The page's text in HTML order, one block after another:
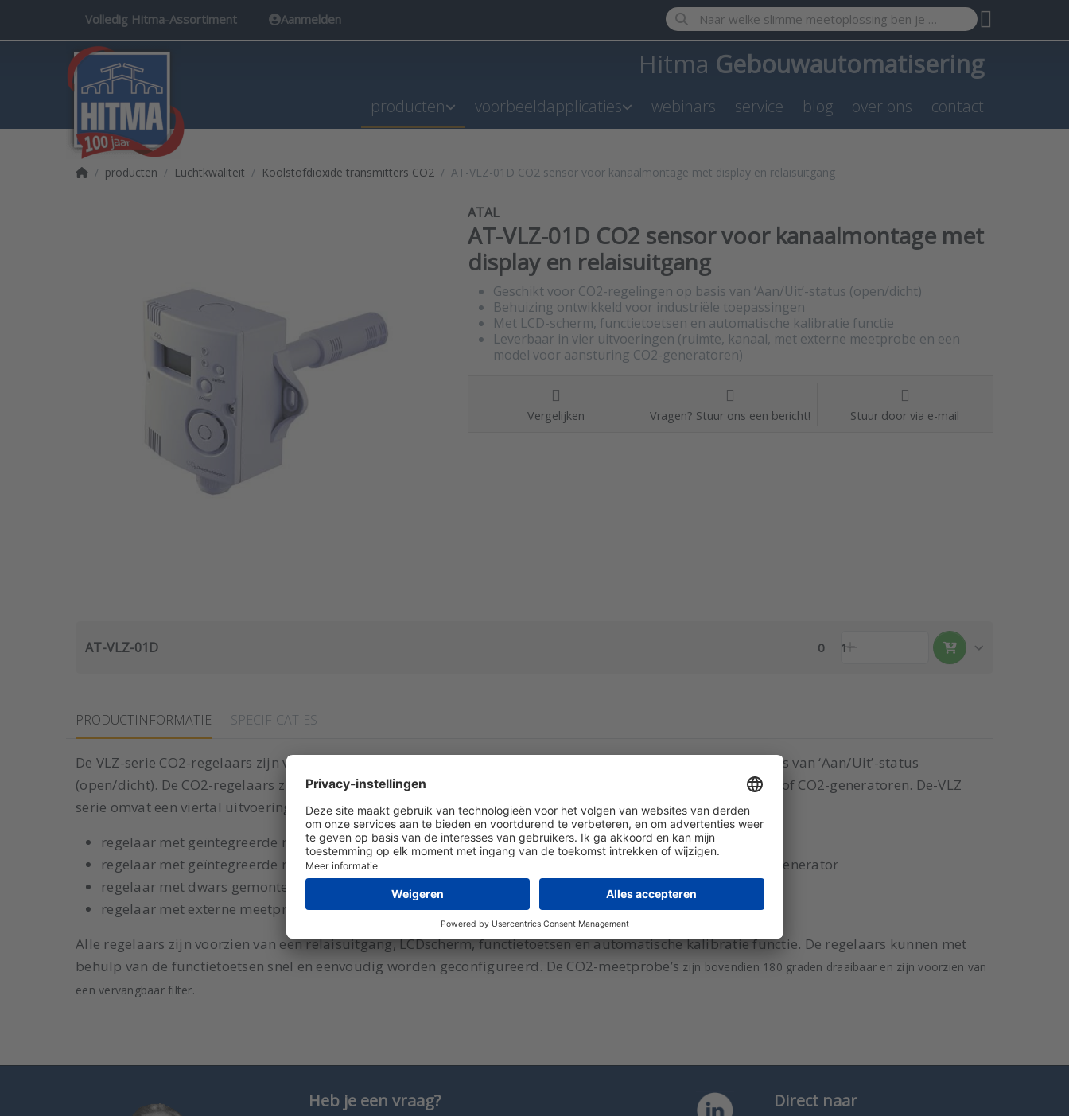
Volledig Hitma-Assortiment Aanmelden Enter a search term. Results will appear automatically as you type.
Hitma Gebouwautomatisering
producten voorbeeldapplicaties webinars service blog over ons contact
Startpagina
producten Luchtkwaliteit Koolstofdioxide transmitters CO2 AT-VLZ-01D CO2 sensor voor kanaalmontage met display en relaisuitgang
ATAL
AT-VLZ-01D CO2 sensor voor kanaalmontage met
display en relaisuitgang
Geschikt voor CO2-regelingen op basis van ‘Aan/Uit’-status (open/dicht)
Behuizing ontwikkeld voor industriële toepassingen
Met LCD-scherm, functietoetsen en automatische kalibratie functie
Leverbaar in vier uitvoeringen (ruimte, kanaal, met externe meetprobe en een
model voor aansturing CO2-generatoren)
Vergelijken Vragen? Stuur ons een bericht! Stuur door via e-mail
AT-VLZ-01D 0 1
PRODUCTINFORMATIE SPECIFICATIES
De VLZ-serie CO2-regelaars zijn voorzien van een robuuste industriële behuizing voor CO2-regelingen op basis van ‘Aan/Uit’-status
(open/dicht). De CO2-regelaars zijn bijzonder geschikt voor directe aansturing van luchtkleppen, ventilatoren of CO2-generatoren. De-VLZ
serie omvat een viertal uitvoeringen;
regelaar met geïntegreerde meetprobe voor metingen in de ruimte
regelaar met geïntegreerde meetprobe voor metingen in de ruimte met directe aansluiting van een CO2-generator
regelaar met dwars gemonteerde meetprobe geschikt voor kanaalmontage
regelaar met externe meetprobe (2m. kabel) voor overige toepassingen
Alle regelaars zijn voorzien van een relaisuitgang, LCDscherm, functietoetsen en automatische kalibratie functie. De regelaars kunnen met
behulp van de functietoetsen snel en eenvoudig worden geconfigureerd. De CO2-meetprobe’s zijn bovendien 180 graden draaibaar en zijn voorzien van
een vervangbaar filter.
Heb je een vraag? Direct naar